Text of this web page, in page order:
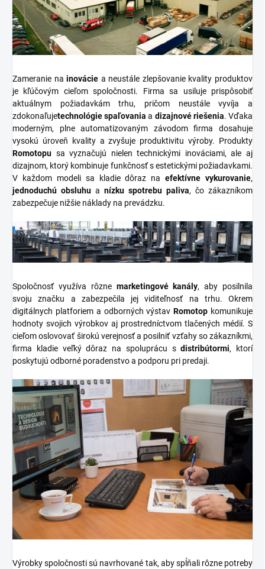
Zameranie nainovácie a neustále zlepšovanie kvality produktov
je kľúčovým cieľom spoločnosti. Firma sa usiluje prispôsobiť
aktuálnym požiadavkám trhu, pričom neustále vyvíja a
zdokonaľujetechnológie spaľovania a dizajnové riešenia. Vďaka
moderným, plne automatizovaným závodom firma dosahuje
vysokú úroveň kvality a zvyšuje produktivitu výroby. Produkty
Romotopu sa vyznačujú nielen technickými inováciami, ale aj
dizajnom, ktorý kombinuje funkčnosť s estetickými požiadavkami.
V každom modeli sa kladie dôraz naefektívne vykurovanie,
jednoduchú obsluhu a nízku spotrebu paliva, čo zákazníkom
zabezpečuje nižšie náklady na prevádzku.
Spoločnosť využíva rôzne marketingové kanály, aby posilnila
svoju značku a zabezpečila jej viditeľnosť na trhu. Okrem
digitálnych platforiem a odborných výstavRomotop komunikuje
hodnoty svojich výrobkov aj prostredníctvom tlačených médií. S
cieľom oslovovať širokú verejnosť a posilniť vzťahy so zákazníkmi,
firma kladie veľký dôraz na spoluprácu sdistribútormi, ktorí
poskytujú odborné poradenstvo a podporu pri predaji.
Výrobky spoločnosti sú navrhované tak, aby spĺňali rôzne potreby